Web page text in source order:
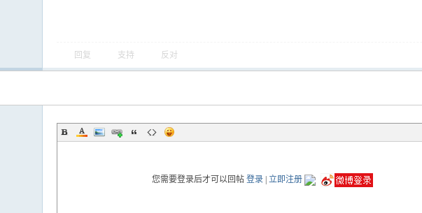
回复 支持 反对
您需要登录后才可以回帖 登录| 立即注册